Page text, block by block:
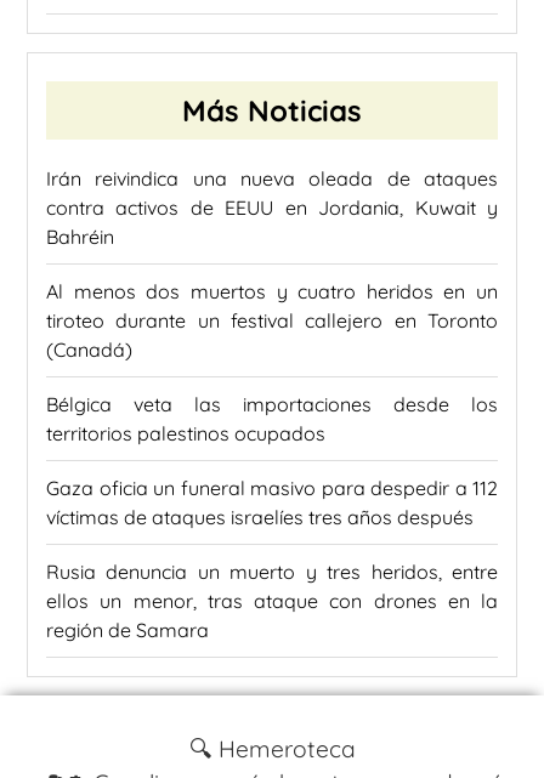
Más Noticias
Irán reivindica una nueva oleada de ataques
contra activos de EEUU en Jordania, Kuwait y
Bahréin
Al menos dos muertos y cuatro heridos en un
tiroteo durante un festival callejero en Toronto
(Canadá)
Bélgica veta las importaciones desde los
territorios palestinos ocupados
Gaza oficia un funeral masivo para despedir a 112
víctimas de ataques israelíes tres años después
Rusia denuncia un muerto y tres heridos, entre
ellos un menor, tras ataque con drones en la
región de Samara
🔍 Hemeroteca